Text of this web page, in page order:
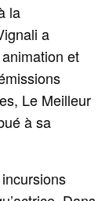
la
a
et
Le Meilleur
à sa